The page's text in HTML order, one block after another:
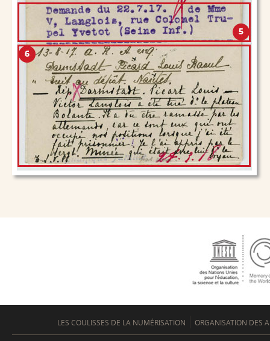
LES COULISSES DE LA NUMÉRISATION ORGANISATION DES